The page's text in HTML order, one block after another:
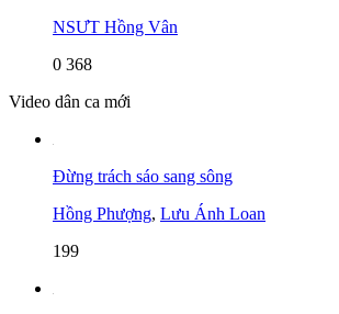
NSƯT Hồng Vân
0 368
Video dân ca mới
Đừng trách sáo sang sông
Hồng Phượng, Lưu Ánh Loan
199